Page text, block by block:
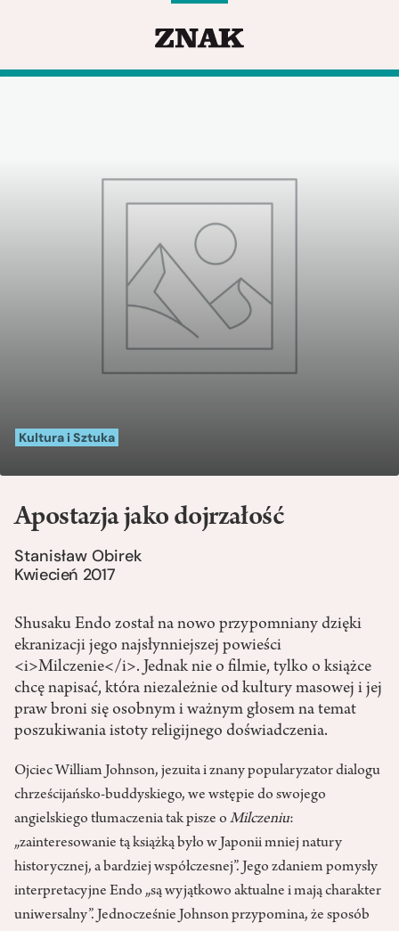
Kultura i Sztuka
Apostazja jako dojrzałość
Stanisław Obirek
Kwiecień 2017
Shusaku Endo został na nowo przypomniany dzięki
ekranizacji jego najsłynniejszej powieści
<i>Milczenie</i>. Jednak nie o filmie, tylko o książce
chcę napisać, która niezależnie od kultury masowej i jej
praw broni się osobnym i ważnym głosem na temat
poszukiwania istoty religijnego doświadczenia.
Ojciec William Johnson, jezuita i znany popularyzator dialogu
chrześcijańsko-buddyskiego, we wstępie do swojego
angielskiego tłumaczenia tak pisze o Milczeniu:
„zainteresowanie tą książką było w Japonii mniej natury
historycznej, a bardziej współczesnej”. Jego zdaniem pomysły
interpretacyjne Endo „są wyjątkowo aktualne i mają charakter
uniwersalny”. Jednocześnie Johnson przypomina, że sposób